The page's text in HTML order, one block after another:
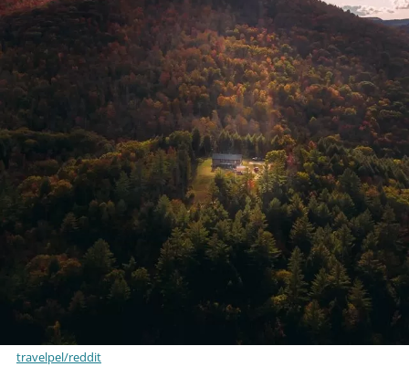
travelpel/reddit